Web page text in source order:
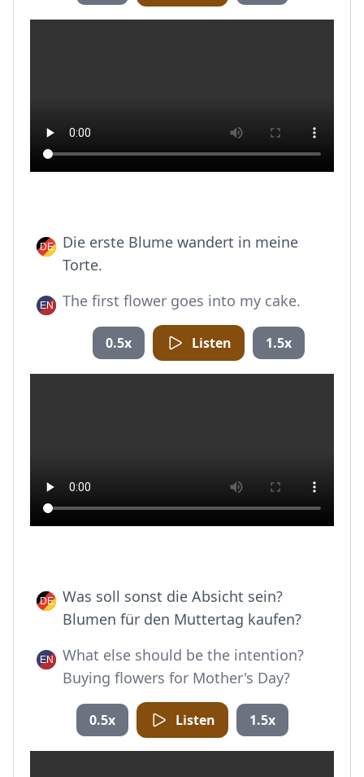
Die erste Blume wandert in meine
Torte.
The first flower goes into my cake.
0.5x Listen 1.5x
Was soll sonst die Absicht sein?
Blumen für den Muttertag kaufen?
What else should be the intention?
Buying flowers for Mother's Day?
0.5x Listen 1.5x